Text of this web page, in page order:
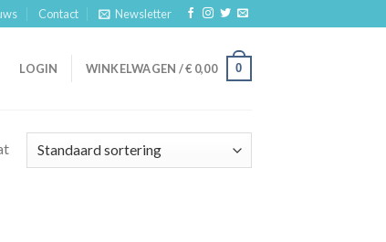
Contact Newsletter
LOGIN WINKELWAGEN /€ 0,00 0